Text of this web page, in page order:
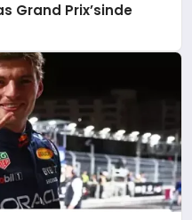
Grand Prix’sinde